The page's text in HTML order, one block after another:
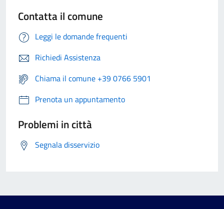
Contatta il comune
Leggi le domande frequenti
Richiedi Assistenza
Chiama il comune +39 0766 5901
Prenota un appuntamento
Problemi in città
Segnala disservizio